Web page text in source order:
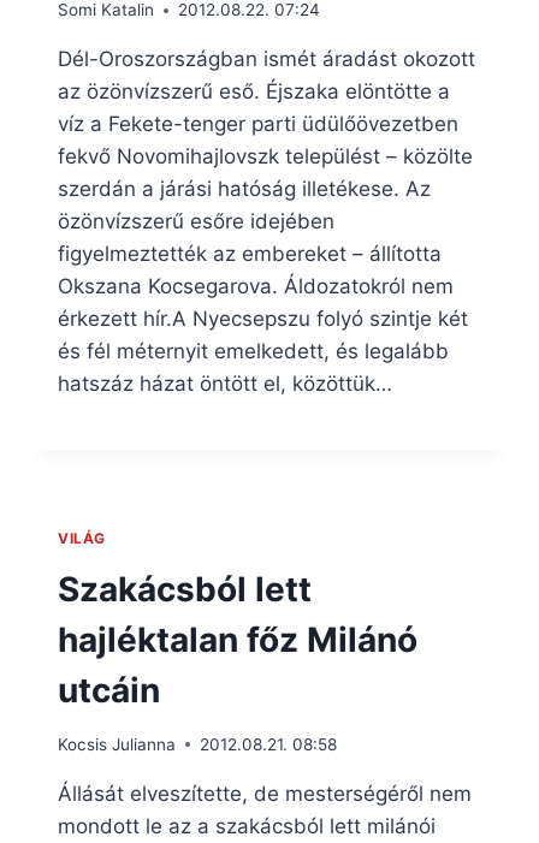
Somi Katalin 2012.08.22. 07:24
Dél-Oroszországban ismét áradást okozott
az özönvízszerű eső. Éjszaka elöntötte a
víz a Fekete-tenger parti üdülőövezetben
fekvő Novomihajlovszk települést – közölte
szerdán a járási hatóság illetékese. Az
özönvízszerű esőre idejében
figyelmeztették az embereket – állította
Okszana Kocsegarova. Áldozatokról nem
érkezett hír.A Nyecsepszu folyó szintje két
és fél méternyit emelkedett, és legalább
hatszáz házat öntött el, közöttük…
VILÁG
Szakácsból lett
hajléktalan főz Milánó
utcáin
Kocsis Julianna 2012.08.21. 08:58
Állását elveszítette, de mesterségéről nem
mondott le az a szakácsból lett milánói